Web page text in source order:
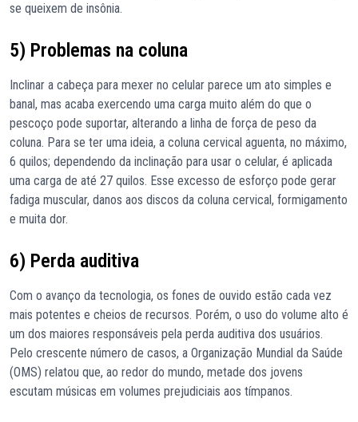
se queixem de insônia.
5) Problemas na coluna
Inclinar a cabeça para mexer no celular parece um ato simples e
banal, mas acaba exercendo uma carga muito além do que o
pescoço pode suportar, alterando a linha de força de peso da
coluna. Para se ter uma ideia, a coluna cervical aguenta, no máximo,
6 quilos; dependendo da inclinação para usar o celular, é aplicada
uma carga de até 27 quilos. Esse excesso de esforço pode gerar
fadiga muscular, danos aos discos da coluna cervical, formigamento
e muita dor.
6) Perda auditiva
Com o avanço da tecnologia, os fones de ouvido estão cada vez
mais potentes e cheios de recursos. Porém, o uso do volume alto é
um dos maiores responsáveis pela perda auditiva dos usuários.
Pelo crescente número de casos, a Organização Mundial da Saúde
(OMS) relatou que, ao redor do mundo, metade dos jovens
escutam músicas em volumes prejudiciais aos tímpanos.